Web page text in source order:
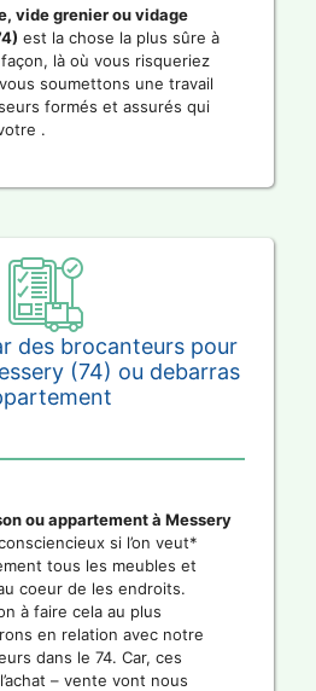
vide grenier ou vidage
est la chose la plus sûre à
là où vous risqueriez
soumettons une travail
formés et assurés qui
.
des brocanteurs pour
(74) ou debarras
ou appartement à Messery
si l’on veut*
tous les meubles et
coeur de les endroits.
à faire cela au plus
en relation avec notre
dans le 74. Car, ces
– vente vont nous